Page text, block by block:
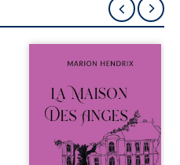
Nous sommes en
après le décès du
patriarche
Anatole-Eustache.
La famille devra
affronter non
seulement un